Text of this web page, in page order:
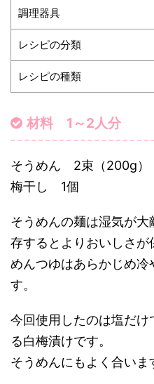
調理器具
レシピの分類
レシピの種類
材料 1～2人分
そうめん 2束（200g）
梅干し 1個
そうめんの麺は湿気が
存するとよりおいしさが
めんつゆはあらかじめ
す。
今回使用したのは塩だけ
る白梅漬けです。
そうめんにもよく合いま